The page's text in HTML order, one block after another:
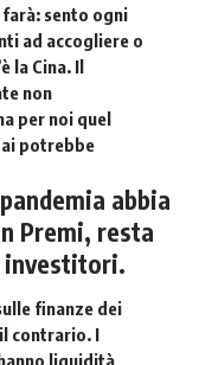
sento ogni
ad accogliere o
la Cina. Il
non
per noi quel
potrebbe
abbia
Premi, resta
investitori.
finanze dei
contrario. I
liquidità